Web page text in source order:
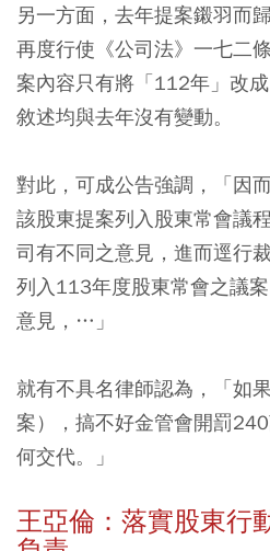
另一方面，去年提案鎩羽而
再度行使《公司法》一七二
案內容只有將「112年」改
敘述均與去年沒有變動。
對此，可成公告強調，「因
該股東提案列入股東常會議
司有不同之意見，進而逕
列入113年度股東常會之議
意見，…」
就有不具名律師認為，「如
案），搞不好金管會開罰
何交代。」
王亞倫：落實股東行